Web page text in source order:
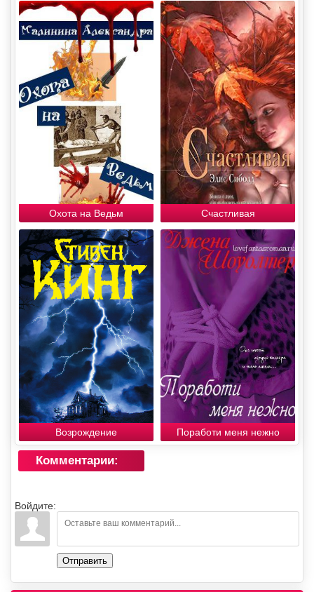
Охота на Ведьм Счастливая
Возрождение Поработи меня нежно
Комментарии:
Войдите:
Отправить